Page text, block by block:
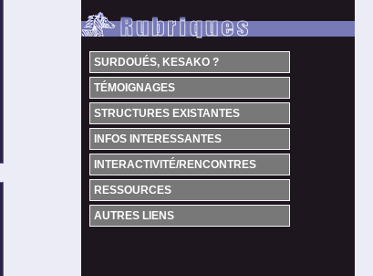
SURDOUÉS, KESAKO ?
TÉMOIGNAGES
STRUCTURES EXISTANTES
INFOS INTERESSANTES
INTERACTIVITÉ/RENCONTRES
RESSOURCES
AUTRES LIENS